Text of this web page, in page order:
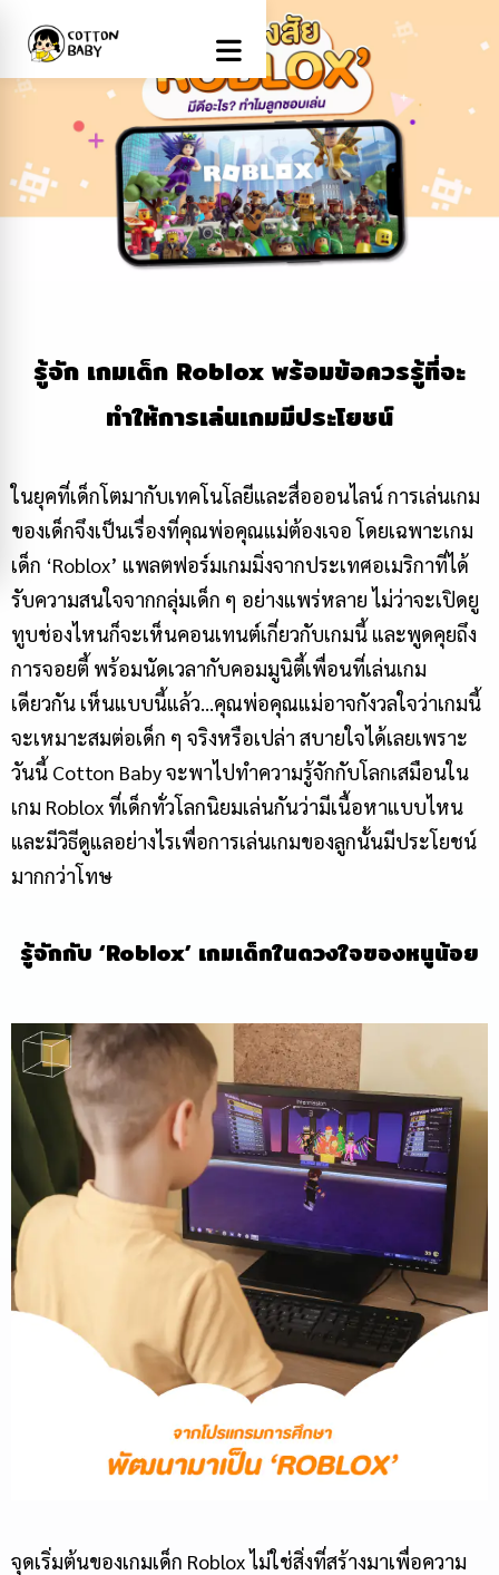
รู้จัก เกมเด็ก Roblox พร้อมข้อควรรู้ที่จะ
ทำให้การเล่นเกมมีประโยชน์
ในยุคที่เด็กโตมากับเทคโนโลยีและสื่อออนไลน์ การเล่นเกม
ของเด็กจึงเป็นเรื่องที่คุณพ่อคุณแม่ต้องเจอ โดยเฉพาะเกม
เด็ก ‘Roblox’ แพลตฟอร์มเกมมิ่งจากประเทศอเมริกาที่ได้
รับความสนใจจากกลุ่มเด็ก ๆ อย่างแพร่หลาย ไม่ว่าจะเปิดยู
ทูบช่องไหนก็จะเห็นคอนเทนต์เกี่ยวกับเกมนี้ และพูดคุยถึง
การจอยตี้ พร้อมนัดเวลากับคอมมูนิตี้เพื่อนที่เล่นเกม
เดียวกัน เห็นแบบนี้แล้ว…คุณพ่อคุณแม่อาจกังวลใจว่าเกมนี้
จะเหมาะสมต่อเด็ก ๆ จริงหรือเปล่า สบายใจได้เลยเพราะ
วันนี้ Cotton Baby จะพาไปทำความรู้จักกับโลกเสมือนใน
เกม Roblox ที่เด็กทั่วโลกนิยมเล่นกันว่ามีเนื้อหาแบบไหน
และมีวิธีดูแลอย่างไรเพื่อการเล่นเกมของลูกนั้นมีประโยชน์
มากกว่าโทษ
รู้จักกับ ‘Roblox’ เกมเด็กในดวงใจของหนูน้อย
จุดเริ่มต้นของเกมเด็ก Roblox ไม่ใช่สิ่งที่สร้างมาเพื่อความ